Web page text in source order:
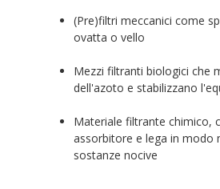
(Pre)filtri meccanici come
ovatta o vello
Mezzi filtranti biologici che
dell'azoto e stabilizzano
Materiale filtrante chimico,
assorbitore e lega in modo
sostanze nocive